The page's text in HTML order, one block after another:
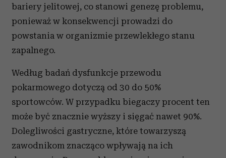
bariery jelitowej, co stanowi genezę problemu,
ponieważ w konsekwencji prowadzi do
powstania w organizmie przewlekłego stanu
zapalnego.
Według badań dysfunkcje przewodu
pokarmowego dotyczą od 30 do 50%
sportowców. W przypadku biegaczy procent ten
może być znacznie wyższy i sięgać nawet 90%.
Dolegliwości gastryczne, które towarzyszą
zawodnikom znacząco wpływają na ich